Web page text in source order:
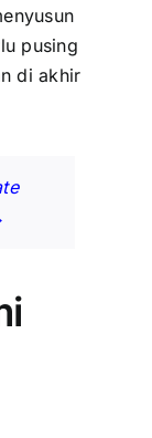
pusing
di akhir